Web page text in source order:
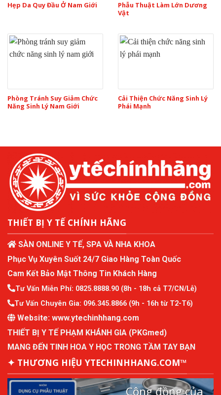
Hẹp Da Quy Đầu Ở Nam Giới
Phẫu Thuật Làm Lớn Dương
Vật
Phòng Tránh Suy Giảm Chức
Năng Sinh Lý Nam Giới
Cải Thiện Chức Năng Sinh Lý
Phái Mạnh
THIẾT BỊ Y TẾ CHÍNH HÃNG
SÀN ONLINE Y TẾ, SPA VÀ NHA KHOA
Phục Vụ Xuyên Suốt 24/7 Giao Hàng Toàn Quốc
Cam Kết Bảo Mật Thông Tin Khách Hàng
Tư Vấn Miễn Phí: 0825.8888.90 (8h - 18h cả T7/CN/Lễ)
Tư Vấn Chuyên Gia: 096.345.8866 (9h - 16h từ T2-T6)
Website: www.ytechinhhang.com
THIẾT BỊ Y TẾ PHẠM KHÁNH GIA (PKGmed)
MANG ĐẾN TINH HOA Y HỌC TRONG TẦM TAY BẠN
✦ THƯƠNG HIỆU YTECHINHHANG.COM™
Cộng đồng của